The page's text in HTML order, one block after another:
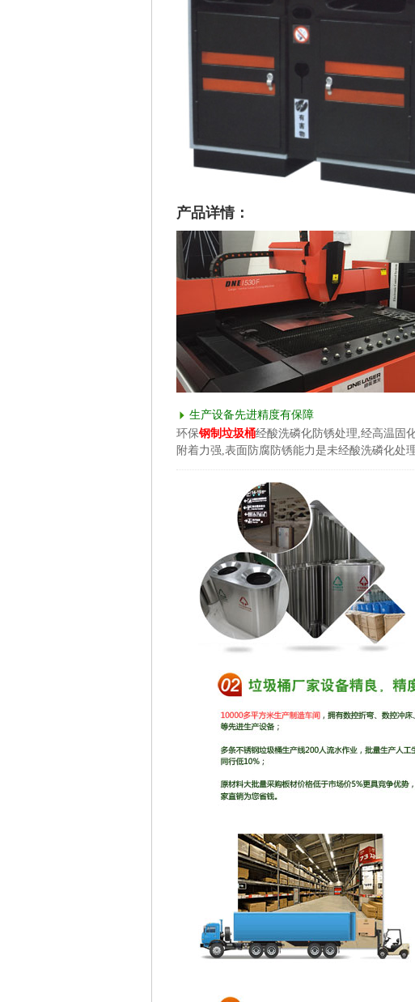
产品详情：
生产设备先进精度有保障
环保钢制垃圾桶经酸洗磷化防锈处理,经高温固
附着力强,表面防腐防锈能力是未经酸洗磷化处理